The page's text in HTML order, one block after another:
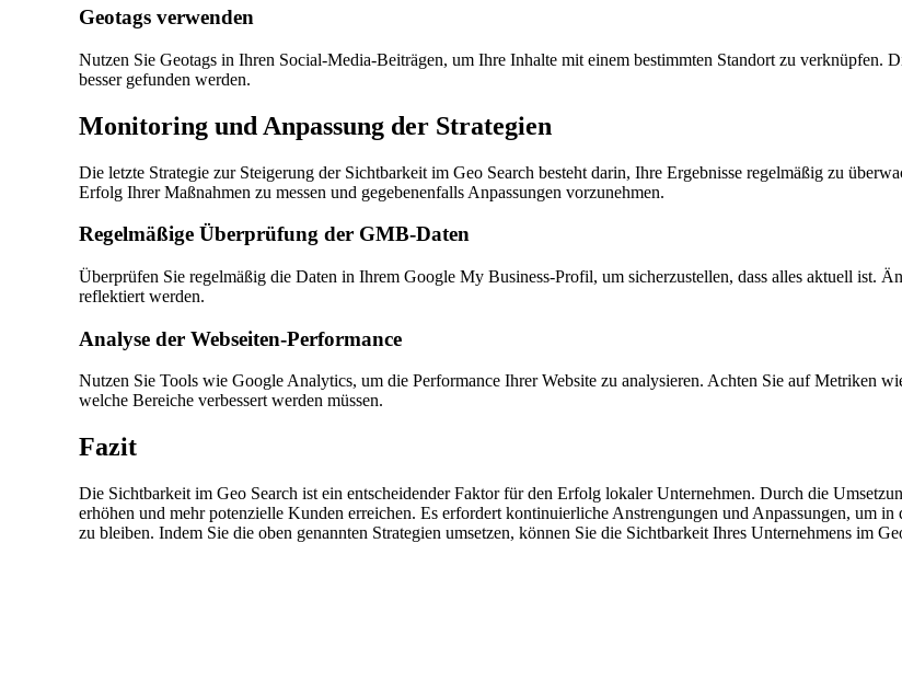
Geotags verwenden
Nutzen Sie Geotags in Ihren Social-Media-Beiträgen, um Ihre Inhalte mit einem bestimmten Standort zu verknüpfen.
besser gefunden werden.
Monitoring und Anpassung der Strategien
Die letzte Strategie zur Steigerung der Sichtbarkeit im Geo Search besteht darin, Ihre Ergebnisse regelmäßig zu
Erfolg Ihrer Maßnahmen zu messen und gegebenenfalls Anpassungen vorzunehmen.
Regelmäßige Überprüfung der GMB-Daten
Überprüfen Sie regelmäßig die Daten in Ihrem Google My Business-Profil, um sicherzustellen, dass alles aktuell ist.
reflektiert werden.
Analyse der Webseiten-Performance
Nutzen Sie Tools wie Google Analytics, um die Performance Ihrer Website zu analysieren. Achten Sie auf Metriken
welche Bereiche verbessert werden müssen.
Fazit
Die Sichtbarkeit im Geo Search ist ein entscheidender Faktor für den Erfolg lokaler Unternehmen. Durch die
erhöhen und mehr potenzielle Kunden erreichen. Es erfordert kontinuierliche Anstrengungen und Anpassungen, um
zu bleiben. Indem Sie die oben genannten Strategien umsetzen, können Sie die Sichtbarkeit Ihres Unternehmens im